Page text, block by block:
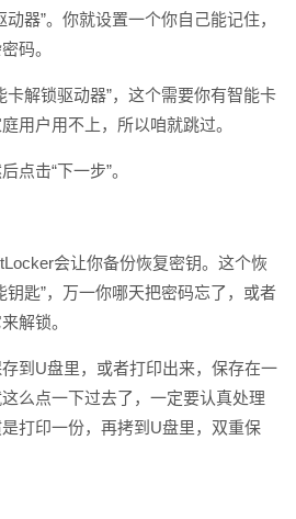
器”。你就设置一个你自己能记住，
码。
卡解锁驱动器”，这个需要你有智能卡
用户用不上，所以咱就跳过。
点击“下一步”。
会让你备份恢复密钥。这个恢
钥匙”，万一你哪天把密码忘了，或者
解锁。
到U盘里，或者打印出来，保存在一
么点一下过去了，一定要认真处理
打印一份，再拷到U盘里，双重保